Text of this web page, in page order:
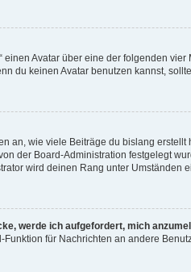
einen Avatar über eine der folgenden
du keinen Avatar benutzen kannst,
an, wie viele Beiträge du bislang
der Board-Administration festgelegt
wird deinen Rang unter Umständen
werde ich aufgefordert, mich
für Nachrichten an andere